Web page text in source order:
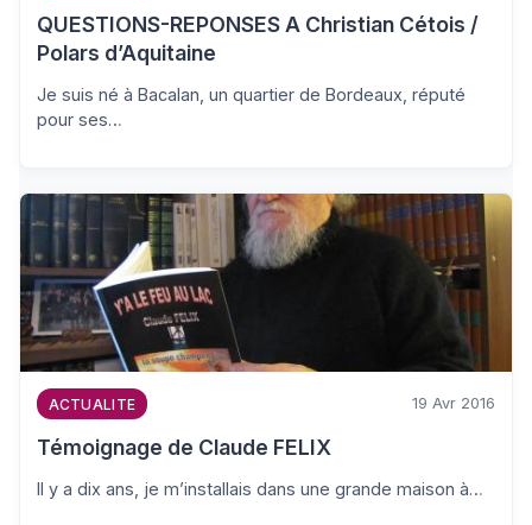
QUESTIONS-REPONSES A Christian Cétois /
Polars d’Aquitaine
Je suis né à Bacalan, un quartier de Bordeaux, réputé
pour ses…
ACTUALITE 19 Avr 2016
Témoignage de Claude FELIX
Il y a dix ans, je m’installais dans une grande maison à…